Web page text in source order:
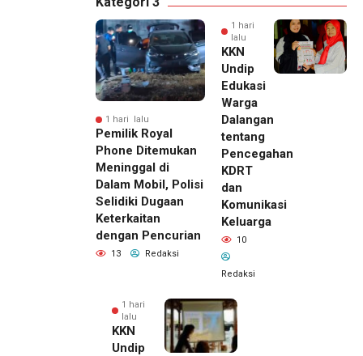
1 hari lalu
Pemilik Royal
Phone Ditemukan
Meninggal di
Dalam Mobil, Polisi
Selidiki Dugaan
Keterkaitan
dengan Pencurian
13 Redaksi
1 hari
lalu
KKN
Undip
Edukasi
Warga
Dalangan
tentang
Pencegahan
KDRT
dan
Komunikasi
Keluarga
10
Redaksi
1 hari
lalu
KKN
Undip